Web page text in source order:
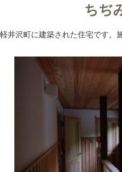
ちぢ
軽井沢町に建築された住宅です。